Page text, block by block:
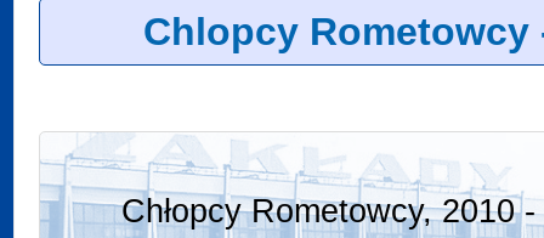
Chlopcy Rometowcy
Chłopcy Rometowcy, 2010